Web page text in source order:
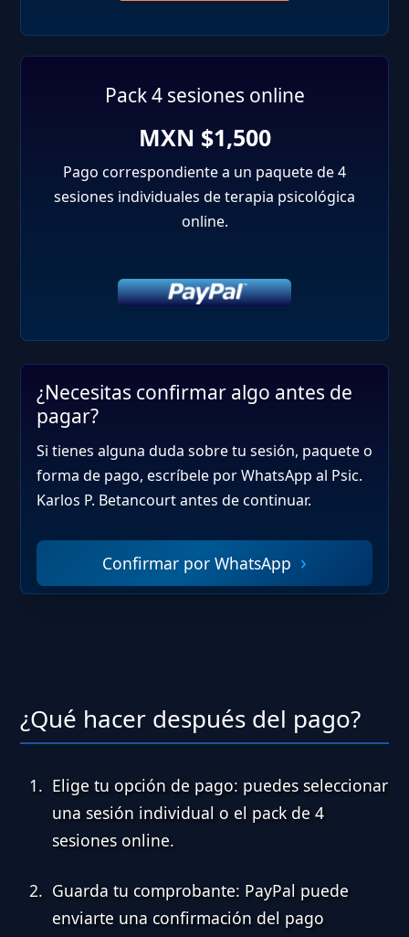
Pack 4 sesiones online
MXN $1,500
Pago correspondiente a un paquete de 4
sesiones individuales de terapia psicológica
online.
¿Necesitas confirmar algo antes de
pagar?
Si tienes alguna duda sobre tu sesión, paquete o
forma de pago, escríbele por WhatsApp al Psic.
Karlos P. Betancourt antes de continuar.
Confirmar por WhatsApp
¿Qué hacer después del pago?
Elige tu opción de pago: puedes seleccionar
una sesión individual o el pack de 4
sesiones online.
Guarda tu comprobante: PayPal puede
enviarte una confirmación del pago